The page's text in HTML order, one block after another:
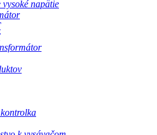
vysoké napätie